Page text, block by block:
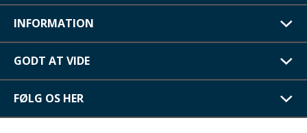
INFORMATION
GODT AT VIDE
FØLG OS HER